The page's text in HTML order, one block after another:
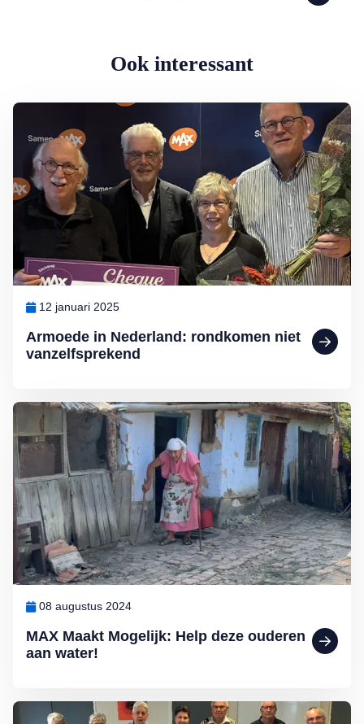
Ook interessant
Armoede in Nederland: rondkomen niet
vanzelfsprekend
12 januari 2025
Lees meer over Armoede in Nederland: rondkomen niet
MAX Maakt Mogelijk: Help deze ouderen
aan water!
08 augustus 2024
Lees meer over MAX Maakt Mogelijk: Help deze ouderen aan
Lees meer over MAX Maakt Mogelijk: Sjoelen is gezellig en